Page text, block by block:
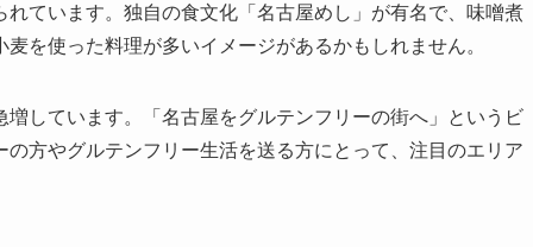
ています。独自の食文化「名古屋めし」が有名で、味噌煮
を使った料理が多いイメージがあるかもしれません。
しています。「名古屋をグルテンフリーの街へ」というビ
方やグルテンフリー生活を送る方にとって、注目のエリア